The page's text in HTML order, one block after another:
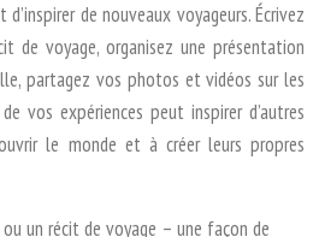
de nouveaux voyageurs. Écrivez
de voyage, organisez une présentation
partagez vos photos et vidéos sur les
vos expériences peut inspirer d’autres
le monde et à créer leurs propres
un récit de voyage – une façon de